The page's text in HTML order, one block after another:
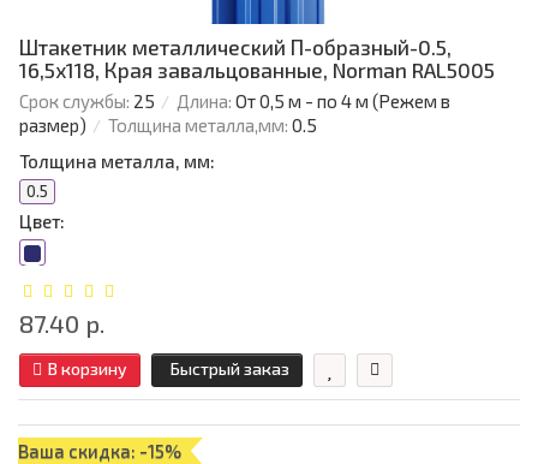
Штакетник металлический П-образный-0.5,
16,5х118, Края завальцованные, Norman RAL5005
Срок службы: 25 Длина: От 0,5 м - по 4 м (Режем в
размер)
Толщина металла,мм: 0.5
Толщина металла, мм:
0.5
Цвет:
87.40 р.
В корзину Быстрый заказ
Ваша скидка: -15%